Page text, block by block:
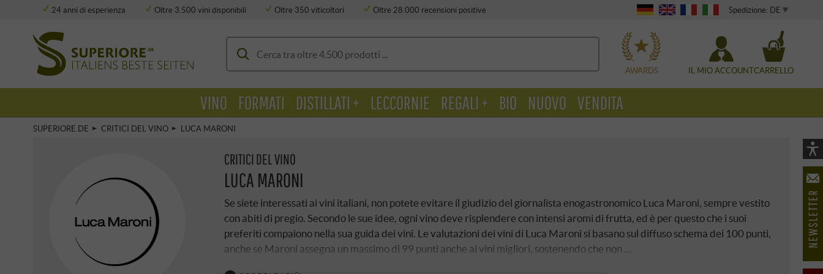
24 anni di esperienza Oltre 3.500 vini disponibili Oltre 350 viticoltori
Oltre 28.000 recensioni positive
WÄHLEN Spedizione: DE
AWARDS IL MIO ACCOUNTCARRELLO
SUPERIORE.DE CRITICI DEL VINO LUCA MARONI
CRITICI DEL VINO
LUCA MARONI
Se siete interessati ai vini italiani, non potete evitare il giudizio del giornalista enogastronomico Luca Maroni, sempre vestito
con abiti di pregio. Secondo le sue idee, ogni vino deve risplendere con intensi aromi di frutta, ed è per questo che i suoi
preferiti compaiono nella sua guida dei vini. Le valutazioni dei vini di Luca Maroni si basano sul diffuso schema dei 100 punti,
anche se Maroni assegna un massimo di 99 punti anche ai vini migliori, sostenendo che non …
VINO FORMATI DISTILLATI + LECCORNIE REGALI + BIO NUOVO VENDITA